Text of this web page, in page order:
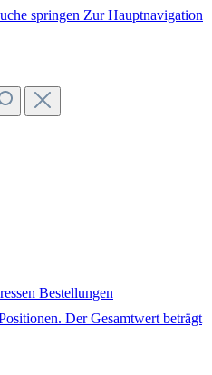
springen Zur Hauptnavigation
Bestellungen
Der Gesamtwert beträgt